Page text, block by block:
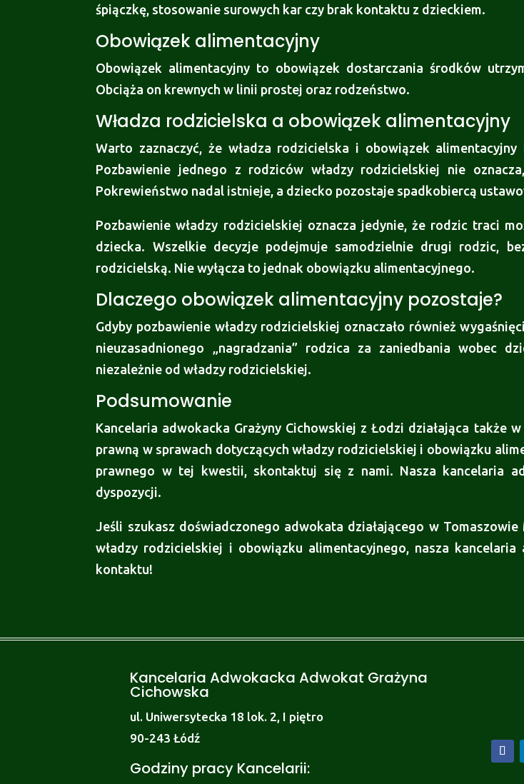
śpiączkę, stosowanie surowych kar czy brak kontaktu z dzieckiem.
Obowiązek alimentacyjny
Obowiązek alimentacyjny to obowiązek dostarczania środków
Obciąża on krewnych w linii prostej oraz rodzeństwo.
Władza rodzicielska a obowiązek alimentacyjny
Warto zaznaczyć, że władza rodzicielska i obowiązek
Pozbawienie jednego z rodziców władzy rodzicielskiej nie
Pokrewieństwo nadal istnieje, a dziecko pozostaje spadkobiercą
Pozbawienie władzy rodzicielskiej oznacza jedynie, że rodzic traci
dziecka. Wszelkie decyzje podejmuje samodzielnie drugi rodzic,
rodzicielską. Nie wyłącza to jednak obowiązku alimentacyjnego.
Dlaczego obowiązek alimentacyjny pozostaje?
Gdyby pozbawienie władzy rodzicielskiej oznaczało również
nieuzasadnionego „nagradzania” rodzica za zaniedbania wobec
niezależnie od władzy rodzicielskiej.
Podsumowanie
Kancelaria adwokacka Grażyny Cichowskiej z Łodzi działająca także
prawną w sprawach dotyczących władzy rodzicielskiej i obowiązku
prawnego w tej kwestii, skontaktuj się z nami. Nasza kancelaria
dyspozycji.
Jeśli szukasz doświadczonego adwokata działającego w
władzy rodzicielskiej i obowiązku alimentacyjnego, nasza
kontaktu!
Kancelaria Adwokacka Adwokat Grażyna
Cichowska
ul. Uniwersytecka 18 lok. 2, I piętro
90-243 Łódź
Godziny pracy Kancelarii: